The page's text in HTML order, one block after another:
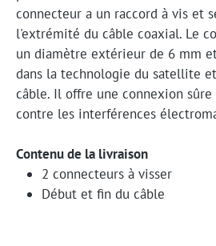
connecteur a un raccord à vis et
l'extrémité du câble coaxial. Le
un diamètre extérieur de 6 mm
dans la technologie du satellite
câble. Il offre une connexion
contre les interférences
Contenu de la livraison
2 connecteurs à visser
Début et fin du câble